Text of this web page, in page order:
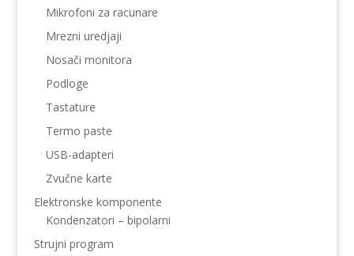
Mikrofoni za racunare
Mrezni uredjaji
Nosači monitora
Podloge
Tastature
Termo paste
USB-adapteri
Zvučne karte
Elektronske komponente
Kondenzatori – bipolarni
Strujni program